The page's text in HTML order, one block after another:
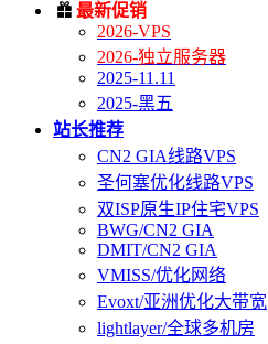
 最新促销
2026-VPS
2026-独立服务器
2025-11.11
2025-黑五
站长推荐
CN2 GIA线路VPS
圣何塞优化线路VPS
双ISP原生IP住宅VPS
BWG/CN2 GIA
DMIT/CN2 GIA
VMISS/优化网络
Evoxt/亚洲优化大带宽
lightlayer/全球多机房